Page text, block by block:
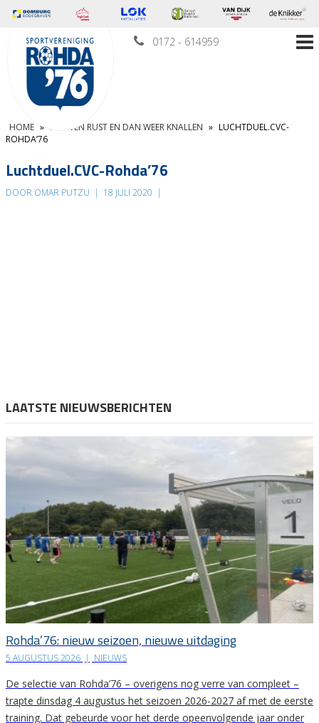
0172 - 614959
HOME » NU EVEN RUST EN DAN WEER KNALLEN » LUCHTDUEL.CVC-
ROHDA’76
Luchtduel.CVC-Rohda’76
DOOR OMAR PUTZU | 18 JULI 2020 |
LAATSTE NIEUWSBERICHTEN
Rohda’76: nieuw seizoen, nieuwe uitdaging
5 AUGUSTUS 2026 | NIEUWS
De selectie van Rohda’76 – overigens nog verre van compleet –
trapte dinsdag 4 augustus het seizoen 2026-2027 af met de eerste
training. Dat gebeurde voor het derde opeenvolgende jaar onder